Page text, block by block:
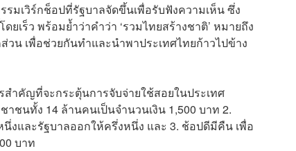
มเวิร์กช็อปที่รัฐบาลจัดขึ้นเพื่อรับฟังความเห็น ซึ่ง
เร็ว พร้อมย้ำว่าคำว่า ‘รวมไทยสร้างชาติ’ หมายถึง
น เพื่อช่วยกันทำและนำพาประเทศไทยก้าวไปข้าง
ำคัญที่จะกระตุ้นการจับจ่ายใช้สอยในประเทศ
ชนทั้ง 14 ล้านคนเป็นจำนวนเงิน 1,500 บาท 2.
งและรัฐบาลออกให้ครึ่งหนึ่ง และ 3. ช้อปดีมีคืน เพื่อ
บาท